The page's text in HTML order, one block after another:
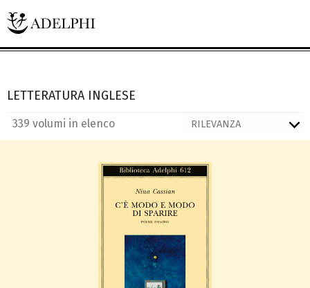
LETTERATURA INGLESE
339 volumi in elenco